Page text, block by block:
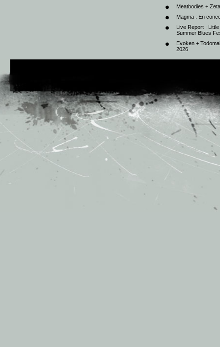
Meatbodies +
Magma : En
Live Report :
Summer Blues
Evoken +
2026